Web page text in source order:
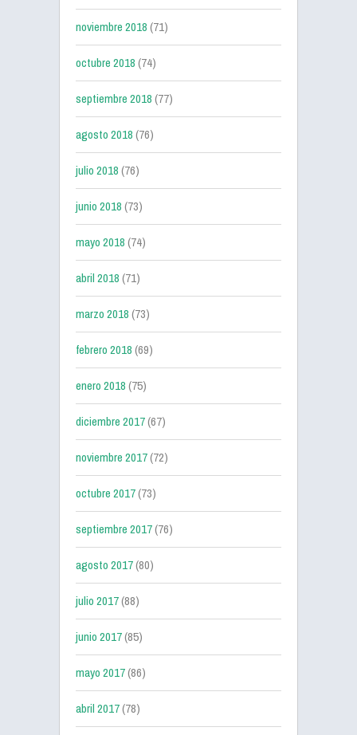
noviembre 2018(71)
octubre 2018(74)
septiembre 2018(77)
agosto 2018(76)
julio 2018(76)
junio 2018(73)
mayo 2018(74)
abril 2018(71)
marzo 2018(73)
febrero 2018(69)
enero 2018(75)
diciembre 2017(67)
noviembre 2017(72)
octubre 2017(73)
septiembre 2017(76)
agosto 2017(80)
julio 2017(88)
junio 2017(85)
mayo 2017(86)
abril 2017(78)